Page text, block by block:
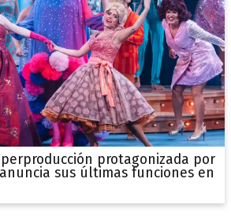
protagonizada por
sus últimas funciones en